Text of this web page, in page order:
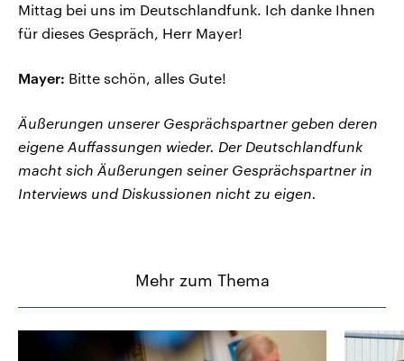
Mittag bei uns im Deutschlandfunk. Ich danke Ihnen
für dieses Gespräch, Herr Mayer!
Mayer: Bitte schön, alles Gute!
Äußerungen unserer Gesprächspartner geben deren
eigene Auffassungen wieder. Der Deutschlandfunk
macht sich Äußerungen seiner Gesprächspartner in
Interviews und Diskussionen nicht zu eigen.
Mehr zum Thema